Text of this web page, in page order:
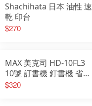
Shachihata 日本 油性 速
乾 印台
$270
MAX 美克司 HD-10FL3
10號 訂書機 釘書機 省力
訂書機 平針釘書機
$320